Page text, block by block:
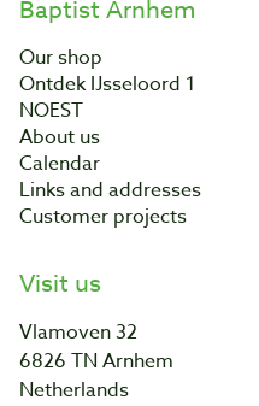
Baptist Arnhem
Our shop
Ontdek IJsseloord 1
NOEST
About us
Calendar
Links and addresses
Customer projects
Visit us
Vlamoven 32
6826 TN Arnhem
Netherlands